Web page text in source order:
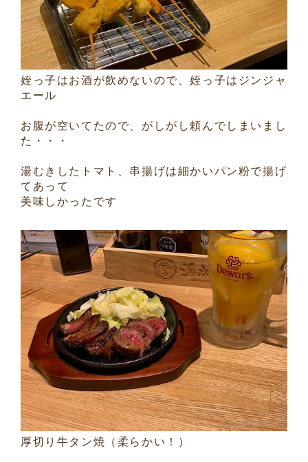
姪っ子はお酒が飲めないので、姪っ子はジンジャ
エール
お腹が空いてたので、がしがし頼んでしまいまし
た・・・
湯むきしたトマト、串揚げは細かいパン粉で揚げ
てあって
美味しかったです
厚切り牛タン焼（柔らかい！）